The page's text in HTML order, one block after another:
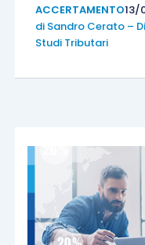
ACCERTAMENTO13/
di Sandro Cerato –
Studi Tributari